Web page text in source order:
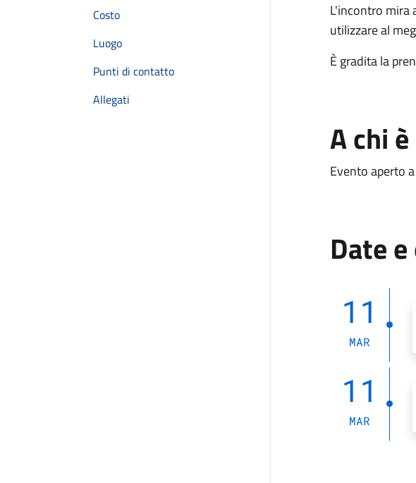
Costo
Luogo
Punti di contatto
Allegati
L'incontro mira
utilizzare al
È gradita la
A chi
Evento aperto
Date
11
MAR
11
MAR